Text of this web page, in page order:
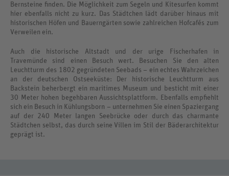
Bernsteine finden. Die Möglichkeit zum Segeln und Kitesurfen kommt
hier ebenfalls nicht zu kurz. Das Städtchen lädt darüber hinaus mit
historischen Höfen und Bauerngärten sowie zahlreichen Hofcafés zum
Verweilen ein.
Auch die historische Altstadt und der urige Fischerhafen in
Travemünde sind einen Besuch wert. Besuchen Sie den alten
Leuchtturm des 1802 gegründeten Seebads – ein echtes Wahrzeichen
an der deutschen Ostseeküste: Der historische Leuchtturm aus
Backstein beherbergt ein maritimes Museum und besticht mit einer
30 Meter hohen begehbaren Aussichtsplattform. Ebenfalls empfiehlt
sich ein Besuch in Kühlungsborn – unternehmen Sie einen Spaziergang
auf der 240 Meter langen Seebrücke oder durch das charmante
Städtchen selbst, das durch seine Villen im Stil der Bäderarchitektur
geprägt ist.